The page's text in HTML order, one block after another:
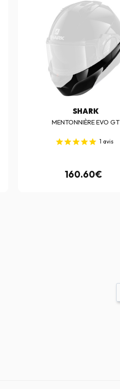
SHARK
MENTONNIÈRE EVO GT
1 avis
160.60€